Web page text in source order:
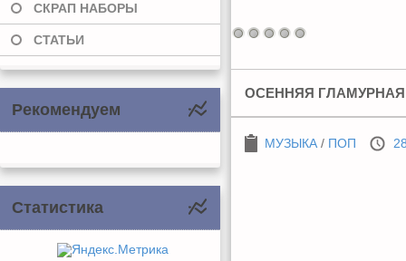
СКРАП НАБОРЫ
СТАТЬИ
Рекомендуем
Статистика
ОСЕННЯЯ ГЛАМУРНАЯ
МУЗЫКА / ПОП